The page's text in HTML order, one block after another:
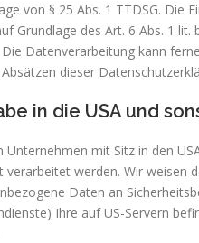
von § 25 Abs. 1 TTDSG.
Grundlage des Art. 6 Abs. 1
Datenverarbeitung kann
dieser
in die USA und
mit Sitz in den
werden. Wir weisen
Daten an
Ihre auf US-Servern